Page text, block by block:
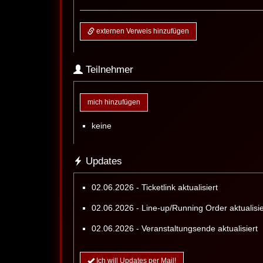
externen Verweis hinzufügen
Teilnehmer
mich hinzufügen
keine
Updates
02.06.2026 - Ticketlink aktualisiert
02.06.2026 - Line-up/Running Order
02.06.2026 - Veranstaltungsende aktualisiert
Ich will Updates per Mail!